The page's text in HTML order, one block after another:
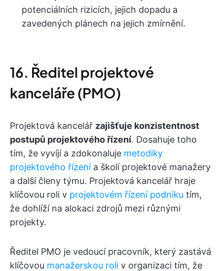
potenciálních rizicích, jejich dopadu a
zavedených plánech na jejich zmírnění.
16. Ředitel projektové
kanceláře (PMO)
Projektová kancelář zajišťuje konzistentnost
postupů projektového řízení. Dosahuje toho
tím, že vyvíjí a zdokonaluje metodiky
projektového řízenía školí projektové manažery
a další členy týmu. Projektová kancelář hraje
klíčovou roli v projektovém řízení podniku tím,
že dohlíží na alokaci zdrojů mezi různými
projekty.
Ředitel PMO je vedoucí pracovník, který zastává
klíčovou manažerskou roli v organizaci tím, že